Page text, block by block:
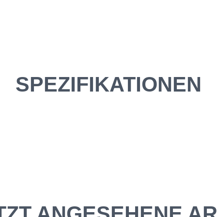
SPEZIFIKATIONEN